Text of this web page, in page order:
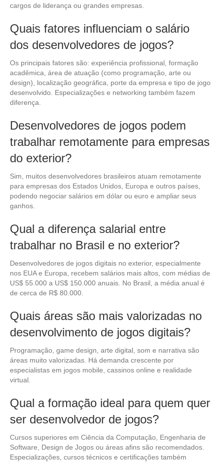
cargos de liderança ou grandes empresas.
Quais fatores influenciam o salário
dos desenvolvedores de jogos?
Os principais fatores são: experiência profissional, formação
acadêmica, área de atuação (como programação, arte ou
design), localização geográfica, porte da empresa e tipo de jogo
desenvolvido. Especializações e networking também fazem
diferença.
Desenvolvedores de jogos podem
trabalhar remotamente para empresas
do exterior?
Sim, muitos desenvolvedores brasileiros atuam remotamente
para empresas dos Estados Unidos, Europa e outros países,
podendo negociar salários em dólar ou euro e ampliar seus
ganhos.
Qual a diferença salarial entre
trabalhar no Brasil e no exterior?
Desenvolvedores de jogos digitais no exterior, especialmente
nos EUA e Europa, recebem salários mais altos, com médias de
US$ 55.000 a US$ 150.000 anuais. No Brasil, a média anual é
de cerca de R$ 80.000.
Quais áreas são mais valorizadas no
desenvolvimento de jogos digitais?
Programação, game design, arte digital, som e narrativa são
áreas muito valorizadas. Há demanda crescente por
especialistas em jogos mobile, cassinos online e realidade
virtual.
Qual a formação ideal para quem quer
ser desenvolvedor de jogos?
Cursos superiores em Ciência da Computação, Engenharia de
Software, Design de Jogos ou áreas afins são recomendados.
Especializações, cursos técnicos e certificações também